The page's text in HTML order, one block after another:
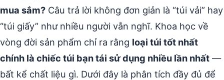
mua sắm? Câu trả lời không đơn giản là “túi vải” hay
“túi giấy” như nhiều người vẫn nghĩ. Khoa học về
vòng đời sản phẩm chỉ ra rằng loại túi tốt nhất
chính là chiếc túi bạn tái sử dụng nhiều lần nhất —
bất kể chất liệu gì. Dưới đây là phân tích đầy đủ để